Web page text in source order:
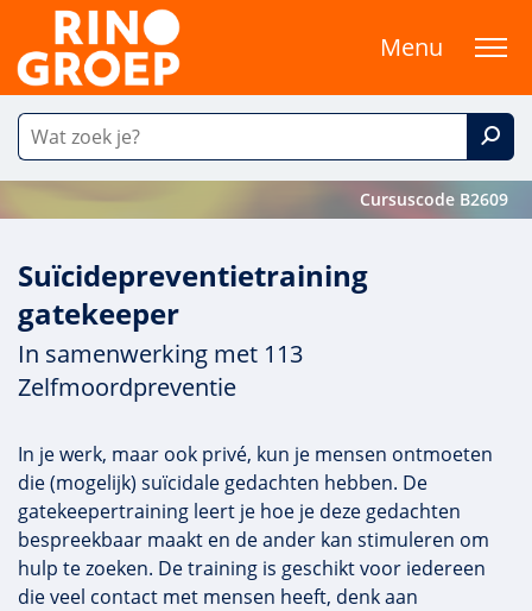
Menu
Cursuscode B2609
Suïcidepreventietraining
gatekeeper
In samenwerking met 113
Zelfmoordpreventie
In je werk, maar ook privé, kun je mensen ontmoeten
die (mogelijk) suïcidale gedachten hebben. De
gatekeepertraining leert je hoe je deze gedachten
bespreekbaar maakt en de ander kan stimuleren om
hulp te zoeken. De training is geschikt voor iedereen
die veel contact met mensen heeft, denk aan